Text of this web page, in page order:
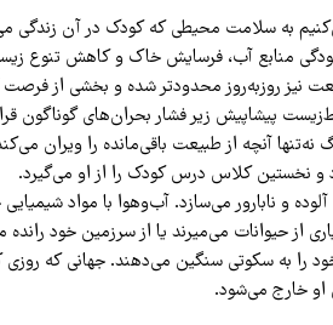
به سلامت محیطی که کودک در آن زندگی
منابع آب، فرسایش خاک و کاهش تنوع
نیز روزبه‌روز محدودتر شده و بخشی از فرصت
پیشاپیش زیر فشار بحران‌های گوناگون
آنچه از طبیعت باقی‌مانده را ویران
و نخستین کلاس درس کودک را از او می‌گیرد.
و نابارور می‌سازد. آب‌وهوا با مواد
از حیوانات می‌میرند یا از سرزمین خود
را به سکوتی سنگین می‌دهند. جهانی که
او خارج می‌شود.